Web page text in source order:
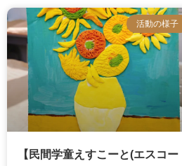
活動の様子
【民間学童えすこーと(エスコー